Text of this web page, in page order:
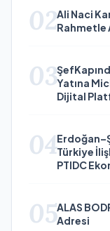
02Ali Naci
Rahmetle
03Yatına
Dijital
04Türkiye
PTIDC
05ALAS
Adresi